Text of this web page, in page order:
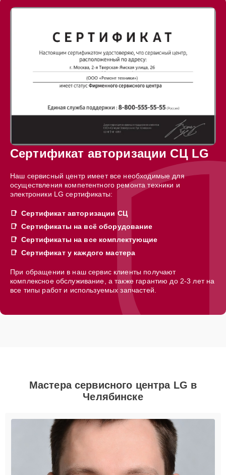
Сертификат авторизации СЦ LG
Наш сервисный центр имеет все необходимые для
осуществления компетентного ремонта техники и
электроники LG сертификаты:
Сертификат авторизации СЦ
Сертификаты на всё оборудование
Сертификаты на все комплектующие
Сертификат у каждого мастера
При обращении в наш сервис клиенты получают
комплексное обслуживание, а также гарантию до 2-3 лет на
все типы работ и используемых запчастей.
Мастера сервисного центра LG в
Челябинске